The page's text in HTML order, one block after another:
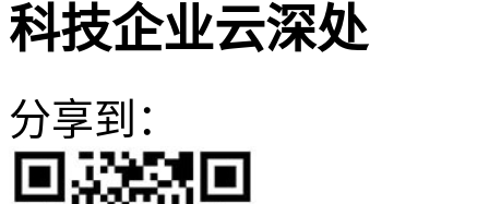
科技企业云深处
分享到：